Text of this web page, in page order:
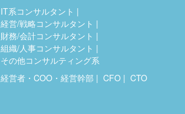
IT系コンサルタント
経営/戦略コンサルタント
財務/会計コンサルタント
組織/人事コンサルタント
その他コンサルティング系
経営者・COO・経営幹部 CFO
CTO